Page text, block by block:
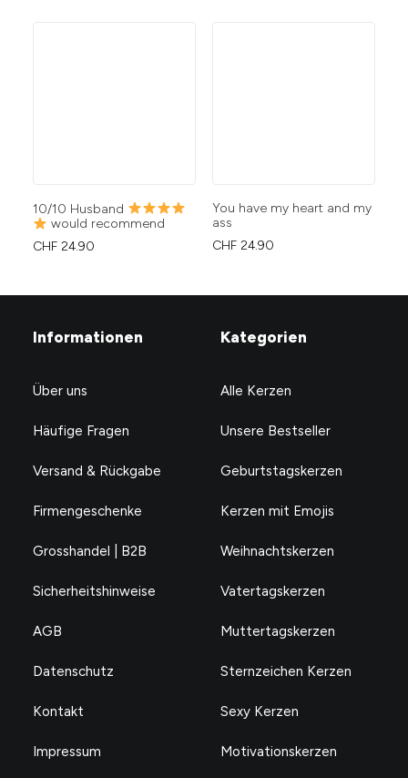
10/10 Husband
would recommend
CHF 24.90
You have my heart and my
ass
CHF 24.90
Informationen
Über uns
Häufige Fragen
Versand & Rückgabe
Firmengeschenke
Grosshandel | B2B
Sicherheitshinweise
AGB
Datenschutz
Kontakt
Impressum
Kategorien
Alle Kerzen
Unsere Bestseller
Geburtstagskerzen
Kerzen mit Emojis
Weihnachtskerzen
Vatertagskerzen
Muttertagskerzen
Sternzeichen Kerzen
Sexy Kerzen
Motivationskerzen